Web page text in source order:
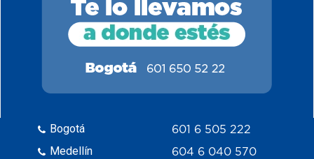
Bogotá
Medellín
601 6 505 222
604 6 040 570